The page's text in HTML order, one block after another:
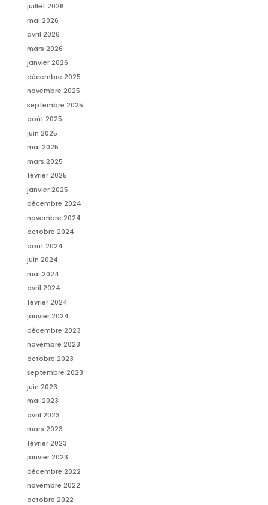
juillet 2026
mai 2026
avril 2026
mars 2026
janvier 2026
décembre 2025
novembre 2025
septembre 2025
août 2025
juin 2025
mai 2025
mars 2025
février 2025
janvier 2025
décembre 2024
novembre 2024
octobre 2024
août 2024
juin 2024
mai 2024
avril 2024
février 2024
janvier 2024
décembre 2023
novembre 2023
octobre 2023
septembre 2023
juin 2023
mai 2023
avril 2023
mars 2023
février 2023
janvier 2023
décembre 2022
novembre 2022
octobre 2022